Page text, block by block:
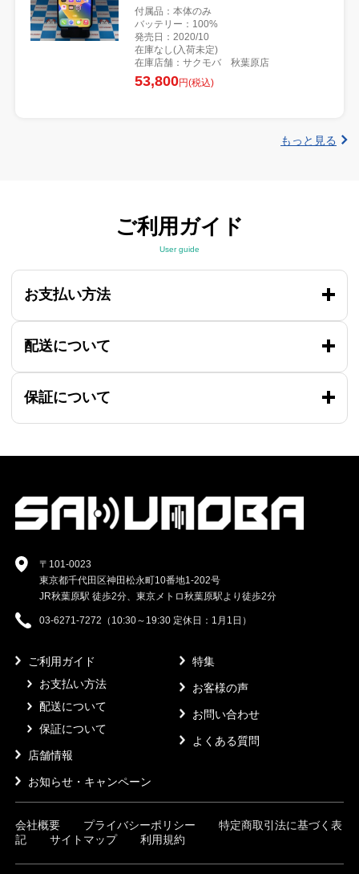
付属品：本体のみ
バッテリー：100%
発売日：2020/10
在庫なし(入荷未定)
在庫店舗：サクモバ 秋葉原店
53,800円(税込)
もっと見る
ご利用ガイド
User guide
お支払い方法
配送について
保証について
〒101-0023
東京都千代田区神田松永町10番地1-202号
JR秋葉原駅 徒歩2分、東京メトロ秋葉原駅より徒歩2分
03-6271-7272（10:30～19:30 定休日：1月1日）
ご利用ガイド
お支払い方法
配送について
保証について
店舗情報
お知らせ・キャンペーン
特集
お客様の声
お問い合わせ
よくある質問
会社概要 プライバシーポリシー
特定商取引法に基づく表
記
サイトマップ 利用規約